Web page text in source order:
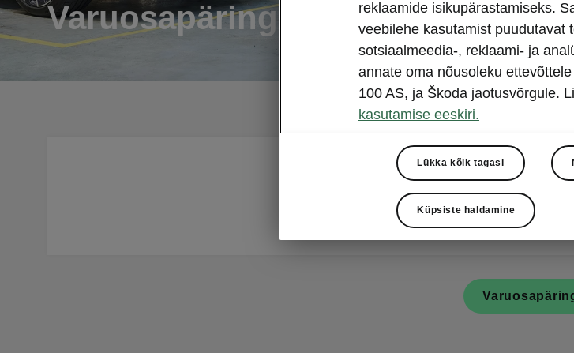
Varuosapäring
Kui Sind huvitab konkreetne Škoda
lahtrisse ning vaata selle saadavust meie
reklaamide isikupärastamiseks.
veebilehe kasutamist puudutavat
sotsiaalmeedia-, reklaami- ja
annate oma nõusoleku
100 AS, ja Škoda jaotusvõrgule.
kasutamise eeskiri.
Lükka kõik tagasi
Küpsiste haldamine